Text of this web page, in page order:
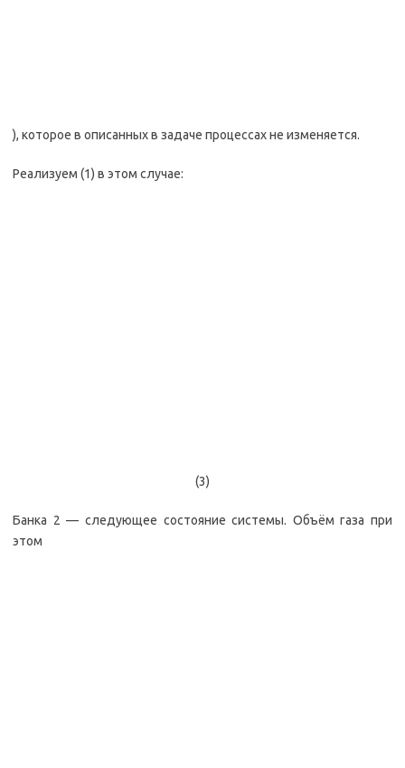
), которое в описанных в задаче процессах не изменяется.
Реализуем (1) в этом случае:
(3)
Банка 2 — следующее состояние системы. Объём газа при
этом